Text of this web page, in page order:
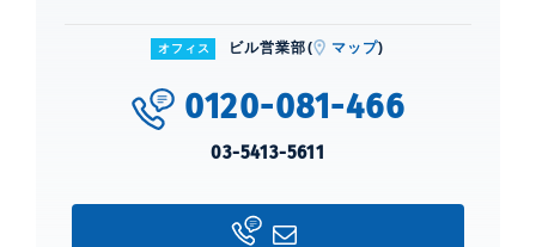
オフィス ビル営業部( マップ)
0120-081-466
03-5413-5611